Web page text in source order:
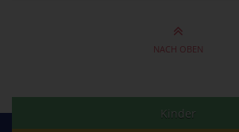
NACH OBEN
Kinder